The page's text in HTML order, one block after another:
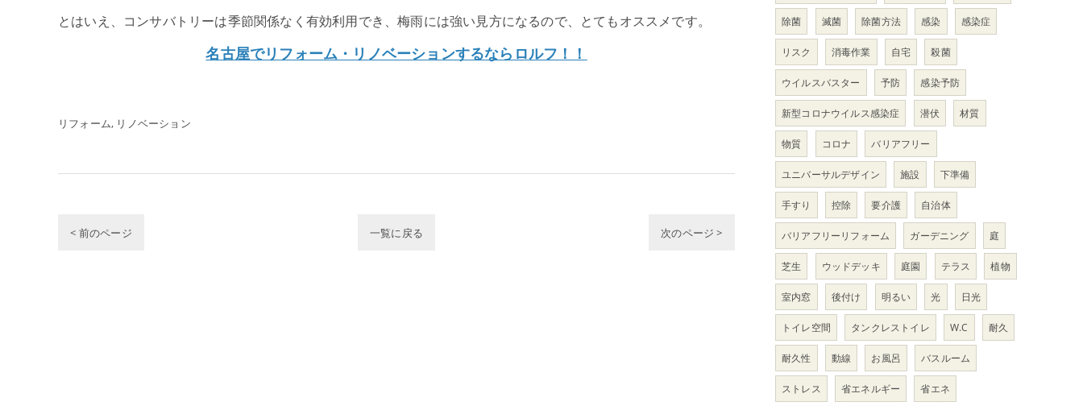
とはいえ、コンサバトリーは季節関係なく有効利用でき、梅雨には強い見方になるので、とてもオススメです。
名古屋でリフォーム・リノベーションするならロルフ！！
リフォーム リノベーション
< 前のページ 一覧に戻る 次のページ >
除菌 滅菌 除菌方法 感染 感染症
リスク 消毒作業 自宅 殺菌
ウイルスバスター 予防 感染予防
新型コロナウイルス感染症 潜伏 材質
物質 コロナ バリアフリー
ユニバーサルデザイン 施設 下準備
手すり 控除 要介護 自治体
バリアフリーリフォーム ガーデニング 庭
芝生 ウッドデッキ 庭園 テラス 植物
室内窓 後付け 明るい 光 日光
トイレ空間 タンクレストイレ W.C 耐久
耐久性 動線 お風呂 バスルーム
ストレス 省エネルギー 省エネ